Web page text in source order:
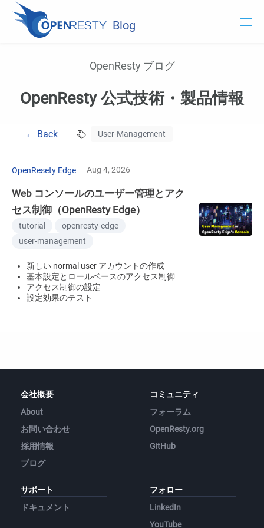
Blog
OpenResty Edge
ドキュメント
OpenResty XRay を試用する
OpenResty ブログ
OpenResty 公式技術・製品情報
← Back User-Management
OpenResety Edge Aug 4, 2026
Web コンソールのユーザー管理とアク
セス制御（OpenResty Edge）
tutorial
openresty-edge
user-management
新しい normal user アカウントの作成
基本設定とロールベースのアクセス制御
アクセス制御の設定
設定効果のテスト
会社概要
About
お問い合わせ
採用情報
ブログ
コミュニティ
フォーラム
OpenResty.org
GitHub
サポート
ドキュメント
フォロー
LinkedIn
YouTube